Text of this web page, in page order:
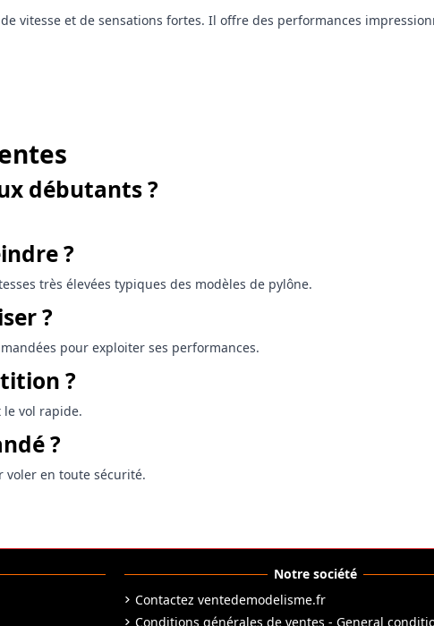
de vitesse et de sensations fortes. Il offre des performances
débutants ?
?
très élevées typiques des modèles de pylône.
?
pour exploiter ses performances.
?
le vol rapide.
?
voler en toute sécurité.
Notre société
Contactez ventedemodelisme.fr
Conditions générales de ventes - General